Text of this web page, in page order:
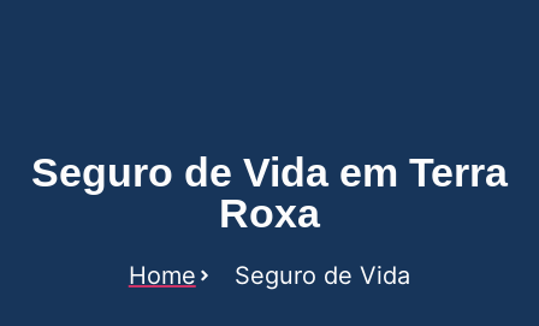
Seguro de Vida em Terra
Roxa
Home Seguro de Vida